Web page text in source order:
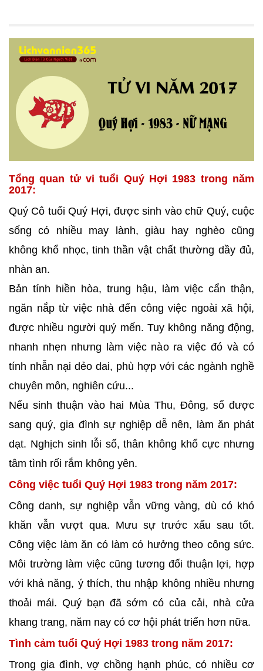
Tổng quan tử vi tuổi Quý Hợi 1983 trong năm
2017:
Quý Cô tuổi Quý Hợi, được sinh vào chữ Quý, cuộc
sống có nhiều may lành, giàu hay nghèo cũng
không khổ nhọc, tinh thần vật chất thường dầy đủ,
nhàn an.
Bản tính hiền hòa, trung hậu, làm việc cẩn thận,
ngăn nắp từ việc nhà đến công việc ngoài xã hội,
được nhiều người quý mến. Tuy không năng động,
nhanh nhẹn nhưng làm việc nào ra việc đó và có
tính nhẫn nại dẻo dai, phù hợp với các ngành nghề
chuyên môn, nghiên cứu...
Nếu sinh thuận vào hai Mùa Thu, Đông, số được
sang quý, gia đình sự nghiệp dễ nên, làm ăn phát
dạt. Nghịch sinh lỗi số, thân không khổ cực nhưng
tâm tình rối rắm không yên.
Công việc tuổi Quý Hợi 1983 trong năm 2017:
Công danh, sự nghiệp vẫn vững vàng, dù có khó
khăn vẫn vượt qua. Mưu sự trước xấu sau tốt.
Công việc làm ăn có làm có hưởng theo công sức.
Môi trường làm việc cũng tương đối thuận lợi, hợp
với khả năng, ý thích, thu nhập không nhiều nhưng
thoải mái. Quý bạn đã sớm có của cải, nhà cửa
khang trang, năm nay có cơ hội phát triển hơn nữa.
Tình cảm tuổi Quý Hợi 1983 trong năm 2017:
Trong gia đình, vợ chồng hạnh phúc, có nhiều cơ